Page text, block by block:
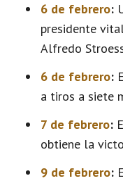
6 de febrero:
presidente
Alfredo
6 de febrero:
a tiros a siete
7 de febrero:
obtiene la
9 de febrero: